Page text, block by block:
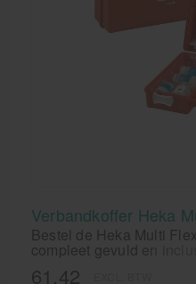
Verbandkoffer Heka
Bestel de Heka Multi
compleet gevuld en
overzichtelijk en direct
verkrijgbaar tegen de
61,42